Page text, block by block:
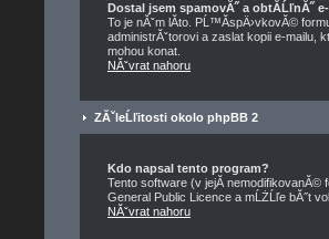
Dostal jsem spamovĂ˝ a obtĂ­ĹľnĂ˝
To je nĂˇm lĂ­to. PĹ™Ă­spÄ›vkovĂ©
administrĂˇtorovi a zaslat kopii e-mailu,
mohou konat.
NĂˇvrat nahoru
ZĂˇleĹľitosti okolo phpBB 2
Kdo napsal tento program?
Tento software (v jejĂ­ nemodifikovanĂ©
General Public Licence a mĹŻĹľe bĂ˝t
NĂˇvrat nahoru